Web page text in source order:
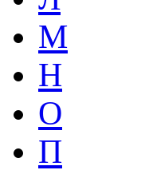
М
Н
О
П